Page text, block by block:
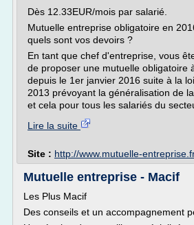
Dès 12.33EUR/mois par salarié.
Mutuelle entreprise obligatoire en
quels sont vos devoirs ?
En tant que chef d'entreprise, vous
de proposer une mutuelle obligatoire
depuis le 1er janvier 2016 suite à la
2013 prévoyant la généralisation de
et cela pour tous les salariés du
Lire la suite
Site : http://www.mutuelle-
Mutuelle entreprise - Macif
Les Plus Macif
Des conseils et un accompagnement